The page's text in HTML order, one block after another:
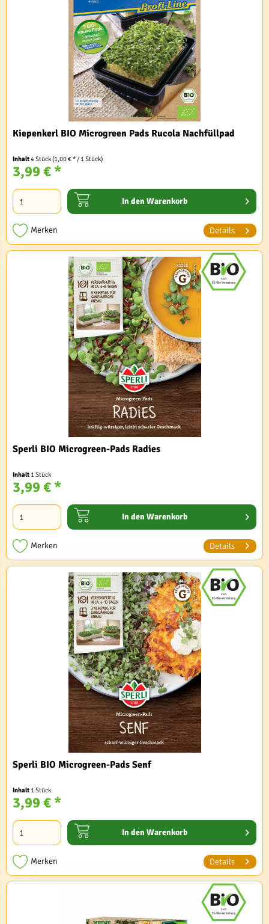
Kiepenkerl BIO Microgreen Pads Rucola Nachfüllpad
Inhalt4 Stück(1,00 € * / 1 Stück)
3,99 € *
In den Warenkorb
Merken Details
Sperli BIO Microgreen-Pads Radies
Inhalt 1 Stück
3,99 € *
In den Warenkorb
Merken Details
Sperli BIO Microgreen-Pads Senf
Inhalt 1 Stück
3,99 € *
In den Warenkorb
Merken Details